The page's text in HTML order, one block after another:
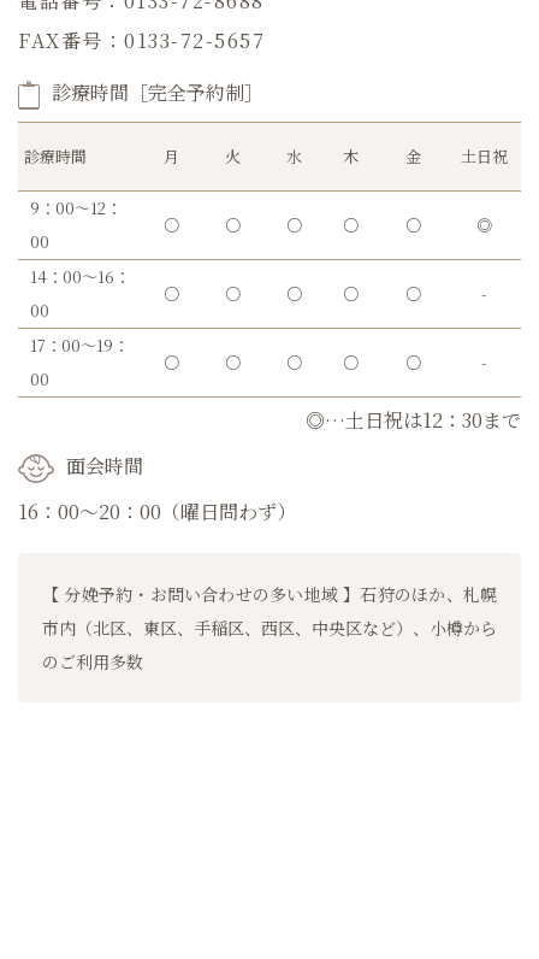
FAX番号：0133-72-5657
診療時間［完全予約制］
診療時間 月 火 水 木 金 土日祝
9：00～12：
00
○ ○ ○ ○ ○ ◎
14：00～16：
00
○ ○ ○ ○ ○ -
17：00～19：
00
○ ○ ○ ○ ○ -
◎…土日祝は12：30まで
面会時間
16：00～20：00（曜日問わず）
【 分娩予約・お問い合わせの多い地域 】石狩のほか、札幌
市内（北区、東区、手稲区、西区、中央区など）、小樽から
のご利用多数